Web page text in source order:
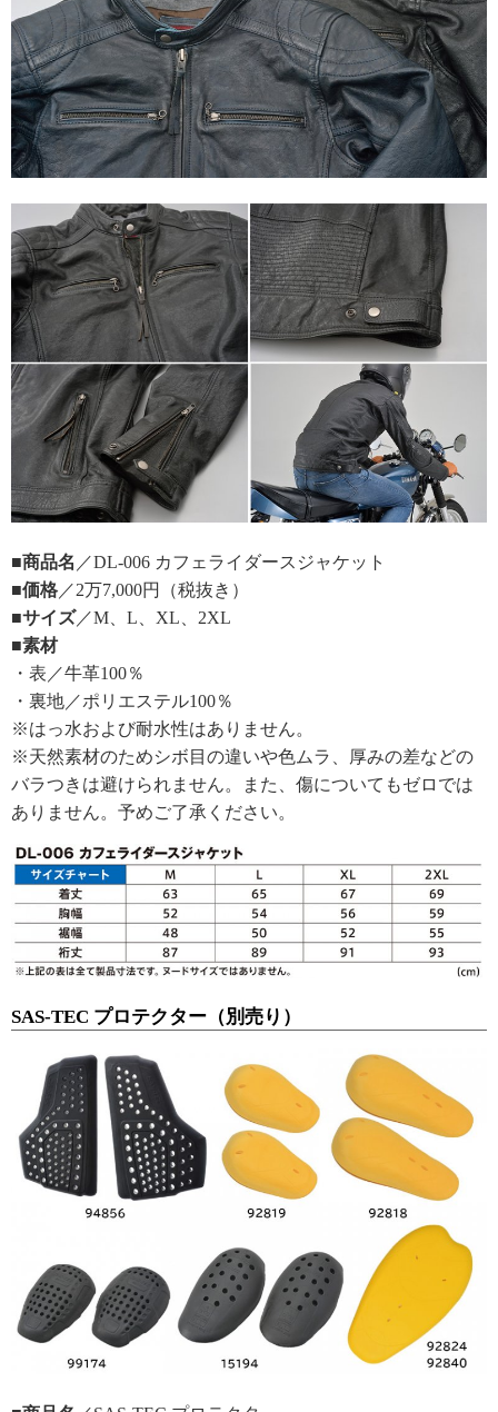
■商品名 ／DL-006 カフェライダースジャケット
■価格 ／2万7,000円（税抜き）
■サイズ／M、L、XL、2XL
■素材
・表／牛革100％
・裏地／ポリエステル100％
※はっ水および耐水性はありません。
※天然素材のためシボ目の違いや色ムラ、厚みの差などの
バラつきは避けられません。また、傷についてもゼロでは
ありません。予めご了承ください。
SAS-TEC プロテクター（別売り）